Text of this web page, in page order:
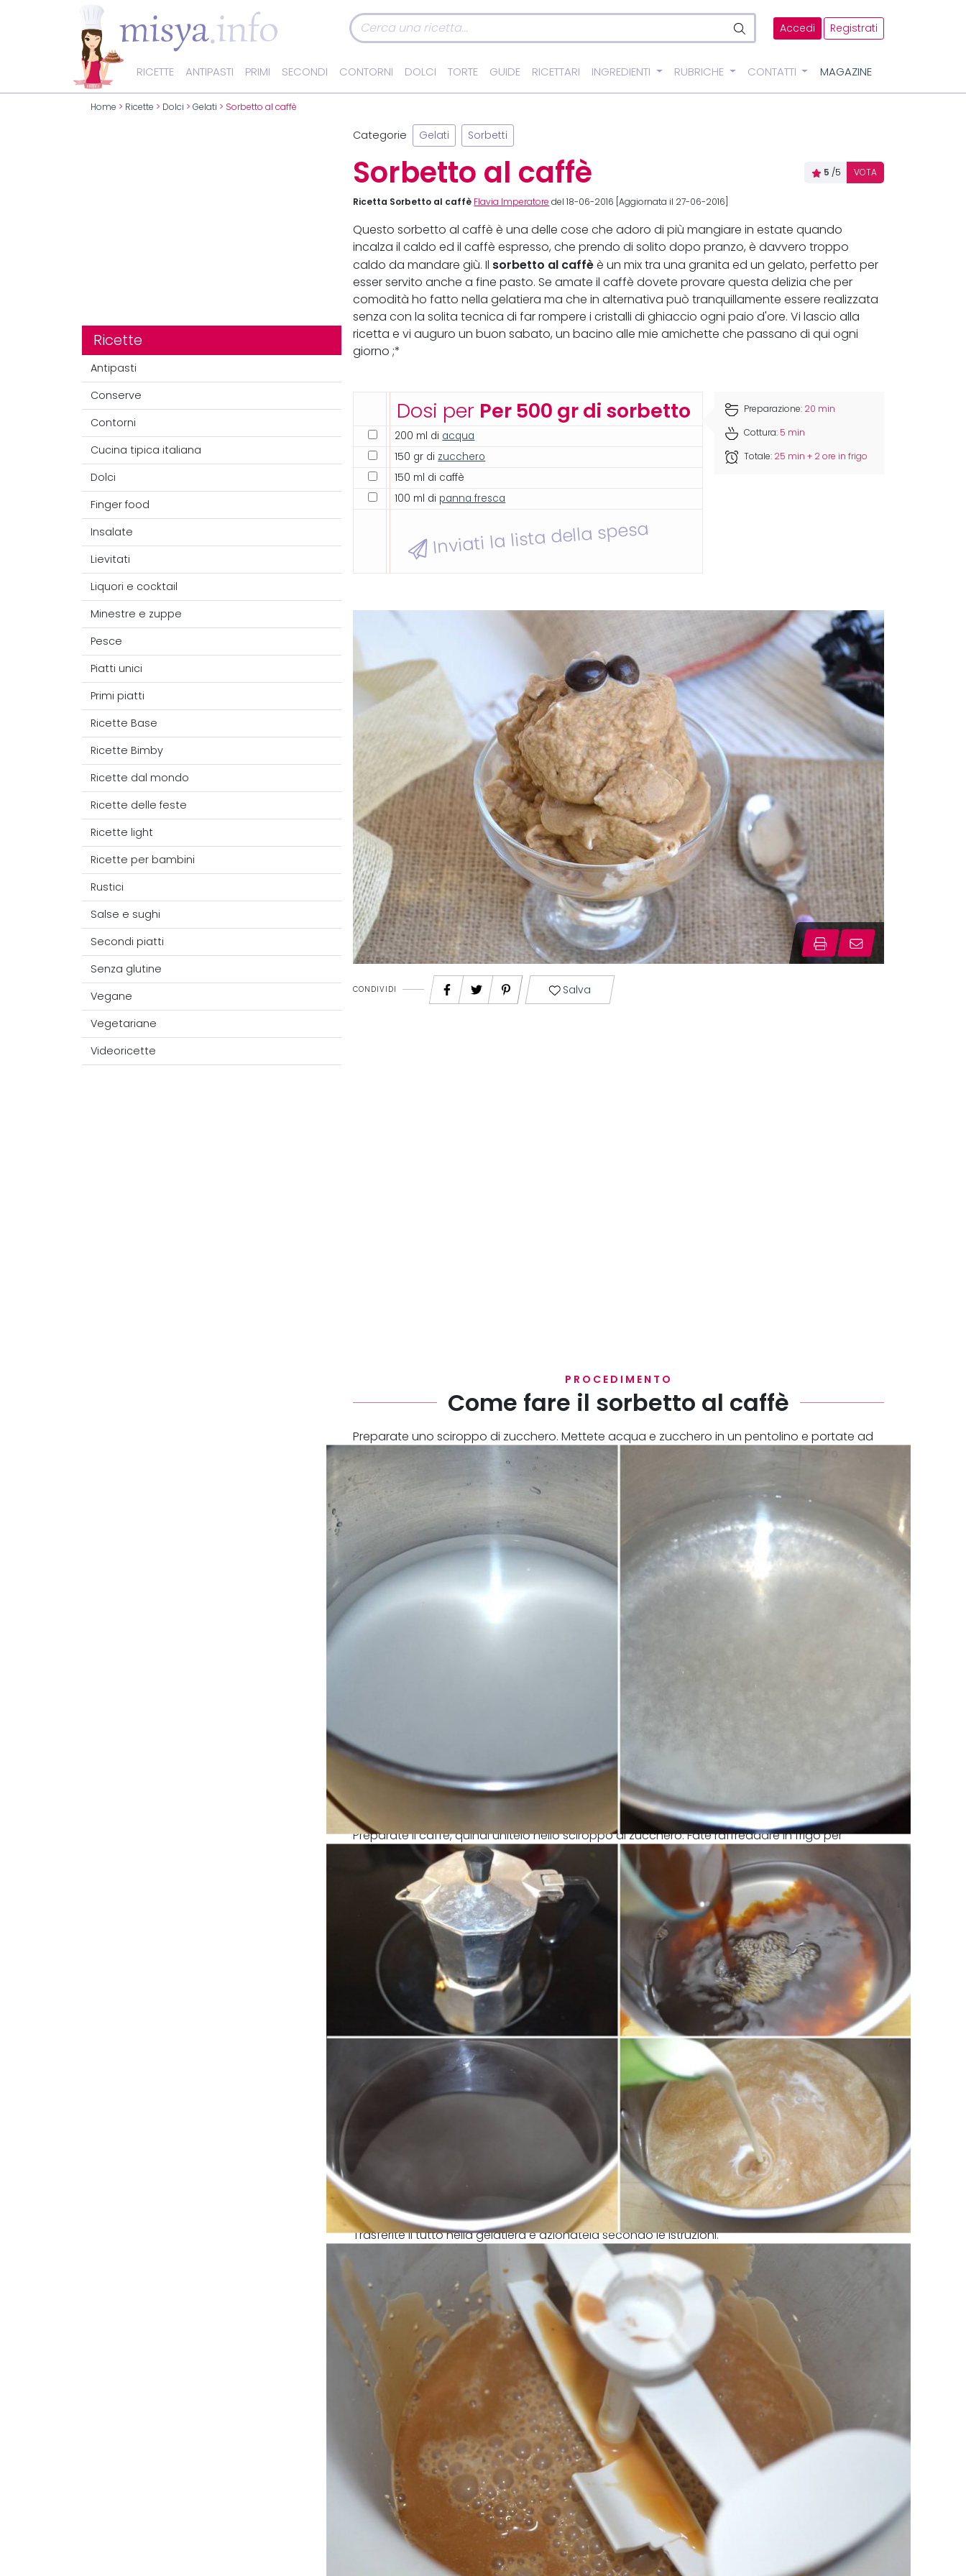
Accedi Registrati
RICETTE ANTIPASTI PRIMI SECONDI CONTORNI DOLCI TORTE GUIDE RICETTARI INGREDIENTI RUBRICHE CONTATTI MAGAZINE
Home > Ricette > Dolci > Gelati > Sorbetto al caffè
Ricette
Antipasti
Conserve
Contorni
Cucina tipica italiana
Dolci
Finger food
Insalate
Lievitati
Liquori e cocktail
Minestre e zuppe
Pesce
Piatti unici
Primi piatti
Ricette Base
Ricette Bimby
Ricette dal mondo
Ricette delle feste
Ricette light
Ricette per bambini
Rustici
Salse e sughi
Secondi piatti
Senza glutine
Vegane
Vegetariane
Videoricette
Categorie Gelati Sorbetti
Sorbetto al caffè 5 /5 VOTA
Ricetta Sorbetto al caffè Flavia Imperatore del 18-06-2016 [Aggiornata il 27-06-2016]
Questo sorbetto al caffè è una delle cose che adoro di più mangiare in estate quando
incalza il caldo ed il caffè espresso, che prendo di solito dopo pranzo, è davvero troppo
caldo da mandare giù. Il sorbetto al caffèè un mix tra una granita ed un gelato, perfetto per
esser servito anche a fine pasto. Se amate il caffè dovete provare questa delizia che per
comodità ho fatto nella gelatiera ma che in alternativa può tranquillamente essere realizzata
senza con la solita tecnica di far rompere i cristalli di ghiaccio ogni paio d'ore. Vi lascio alla
ricetta e vi auguro un buon sabato, un bacino alle mie amichette che passano di qui ogni
giorno ;*
Dosi per Per 500 gr di sorbetto
200 ml di acqua
150 gr di zucchero
150 ml di caffè
100 ml di panna fresca
Inviati la lista della spesa
Preparazione: 20 min
Cottura: 5 min
Totale: 25 min + 2 ore in frigo
CONDIVIDI Salva
PROCEDIMENTO
Come fare il sorbetto al caffè
Preparate uno sciroppo di zucchero. Mettete acqua e zucchero in un pentolino e portate ad
Preparate il caffè, quindi unitelo nello sciroppo di zucchero. Fate raffreddare in frigo per
almeno 2 ore poi aggiungete la panna e mescolate.
Trasferite il tutto nella gelatiera e azionatela secondo le istruzioni.
A me sono bastati 10 minuti a velocità 2 per far addensare il tutto.